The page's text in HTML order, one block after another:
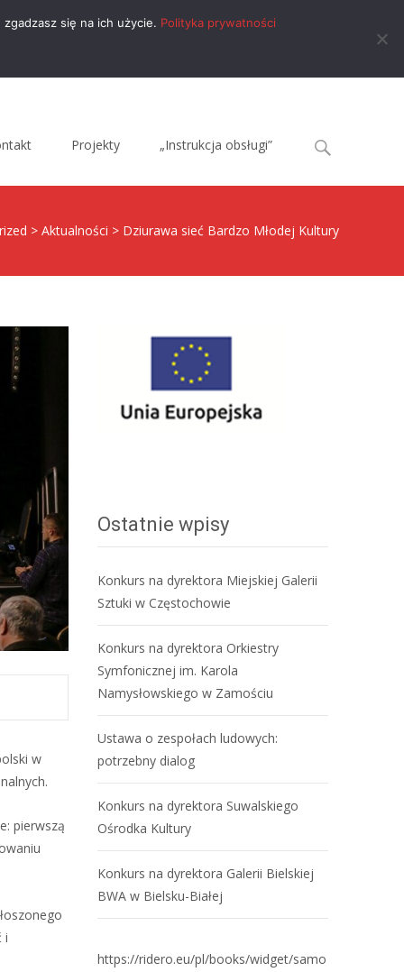
Projekty „Instrukcja obsługi”
Search
> Aktualności > Dziurawa sieć Bardzo Młodej Kultury
w
pierwszą
i
Ostatnie wpisy
Konkurs na dyrektora Miejskiej Galerii
Sztuki w Częstochowie
Konkurs na dyrektora Orkiestry
Symfonicznej im. Karola
Namysłowskiego w Zamościu
Ustawa o zespołach ludowych:
potrzebny dialog
Konkurs na dyrektora Suwalskiego
Ośrodka Kultury
Konkurs na dyrektora Galerii Bielskiej
BWA w Bielsku-Białej
https://ridero.eu/pl/books/widget/samo
się na ich użycie. Polityka prywatności